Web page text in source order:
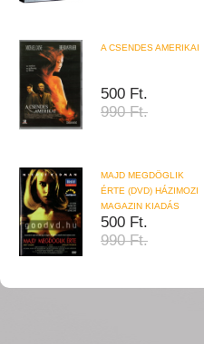
A CSENDES AMERIKAI
500 Ft.
990 Ft.
MAJD MEGDÖGLIK
ÉRTE (DVD) HÁZIMOZI
MAGAZIN KIADÁS
500 Ft.
990 Ft.